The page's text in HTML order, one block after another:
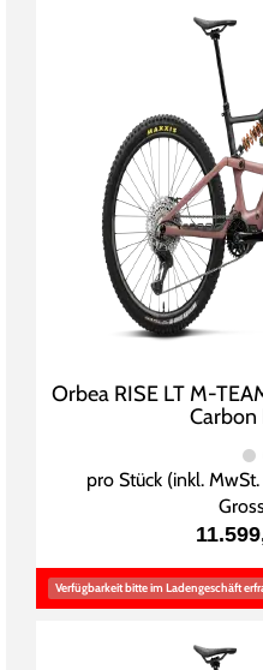
Orbea RISE LT M-
Carbon
pro Stück (inkl.
Verfügbarkeit bitte im Ladengeschäft